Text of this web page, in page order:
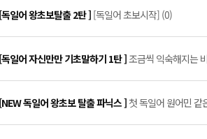
[독일어 왕초보탈출 2탄 ] [독일어 초보시작] (0)
[독일어 자신만만 기초말하기 1탄 ]조금씩 익숙해지는
[NEW 독일어 왕초보 탈출 파닉스 ] 첫 독일어 원어민 같